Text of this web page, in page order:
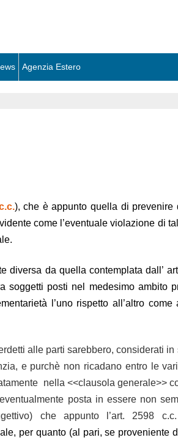
Agenzia Estero
), che è appunto quella di prevenire
come l’eventuale violazione di
diversa da quella contemplata dall’
soggetti posti nel medesimo ambito
l’uno rispetto all’altro come
alle parti sarebbero, considerati in
e purchè non ricadano entro le
nella <<clausola generale>>
posta in essere non
che appunto l’art. 2598
, per quanto (al pari, se proveniente